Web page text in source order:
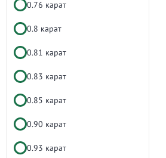
0.76 карат
0.8 карат
0.81 карат
0.83 карат
0.85 карат
0.90 карат
0.93 карат